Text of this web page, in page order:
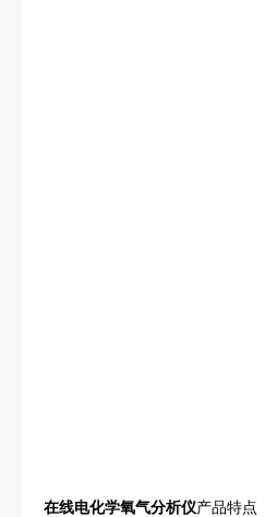
在线电化学氧气分析仪产品特点